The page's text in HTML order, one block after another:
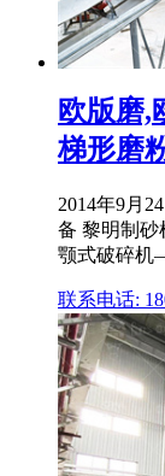
欧版磨,
梯形磨
2014年9月
备 黎明制砂
颚式破碎机
联系电话: